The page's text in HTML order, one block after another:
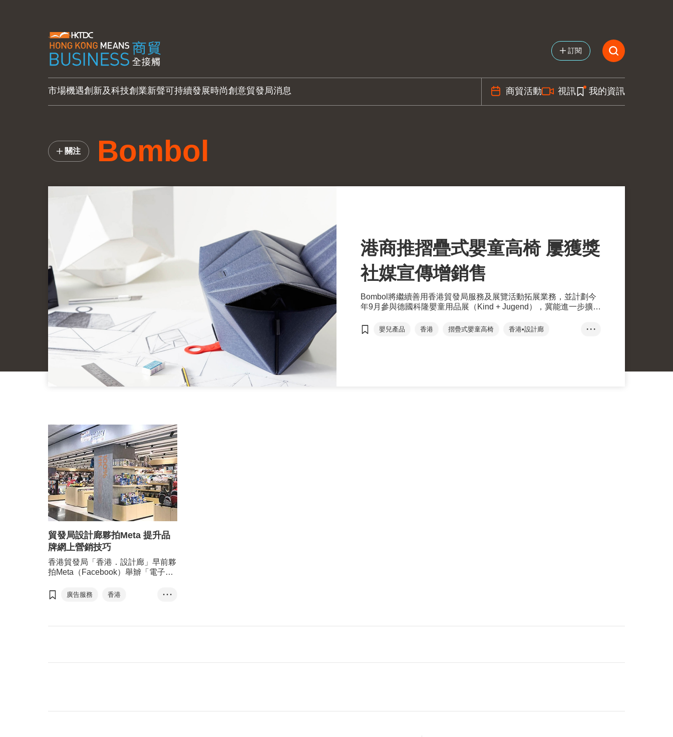
訂閱
市場機遇創新及科技創業新聲可持續發展時尚創意貿發局消息 商貿活動 視訊 我的資訊
Bombol
關注
港商推摺疊式嬰童高椅 屢獲獎
社媒宣傳增銷售
Bombol將繼續善用香港貿發局服務及展覽活動拓展業務，並計劃今
年9月參與德國科隆嬰童用品展（Kind + Jugend），冀能進一步擴大
嬰兒產品 香港 摺疊式嬰童高椅
香港•設計廊
• • •
貿發局設計廊夥拍Meta 提升品
牌網上營銷技巧
香港貿發局「香港．設計廊」早前夥
拍Meta（Facebook）舉辧「電子商
上課程，包括培訓研討會及諮詢環
節，加強中小企在處理Meta廣告帳
廣告服務
香港
• • •